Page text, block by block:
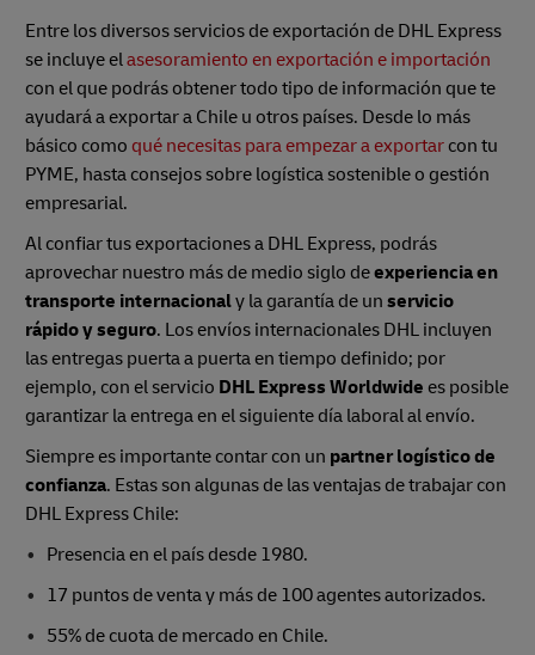
Entre los diversos servicios de exportación de DHL Express
se incluye elasesoramiento en exportación e importación
con el que podrás obtener todo tipo de información que te
ayudará a exportar a Chile u otros países. Desde lo más
básico como qué necesitas para empezar a exportar con tu
PYME, hasta consejos sobre logística sostenible o gestión
empresarial.
Al confiar tus exportaciones a DHL Express, podrás
aprovechar nuestro más de medio siglo deexperiencia en
transporte internacionaly la garantía de un servicio
rápido y seguro. Los envíos internacionales DHL incluyen
las entregas puerta a puerta en tiempo definido; por
ejemplo, con el servicio DHL Express Worldwide es posible
garantizar la entrega en el siguiente día laboral al envío.
Siempre es importante contar con un partner logístico de
confianza. Estas son algunas de las ventajas de trabajar con
DHL Express Chile:
Presencia en el país desde 1980.
17 puntos de venta y más de 100 agentes autorizados.
55% de cuota de mercado en Chile.